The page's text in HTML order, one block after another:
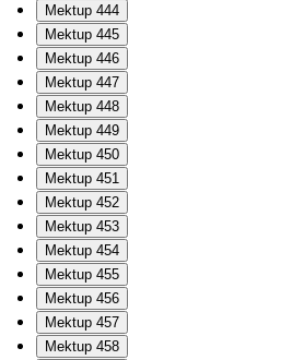
Mektup 444
Mektup 445
Mektup 446
Mektup 447
Mektup 448
Mektup 449
Mektup 450
Mektup 451
Mektup 452
Mektup 453
Mektup 454
Mektup 455
Mektup 456
Mektup 457
Mektup 458